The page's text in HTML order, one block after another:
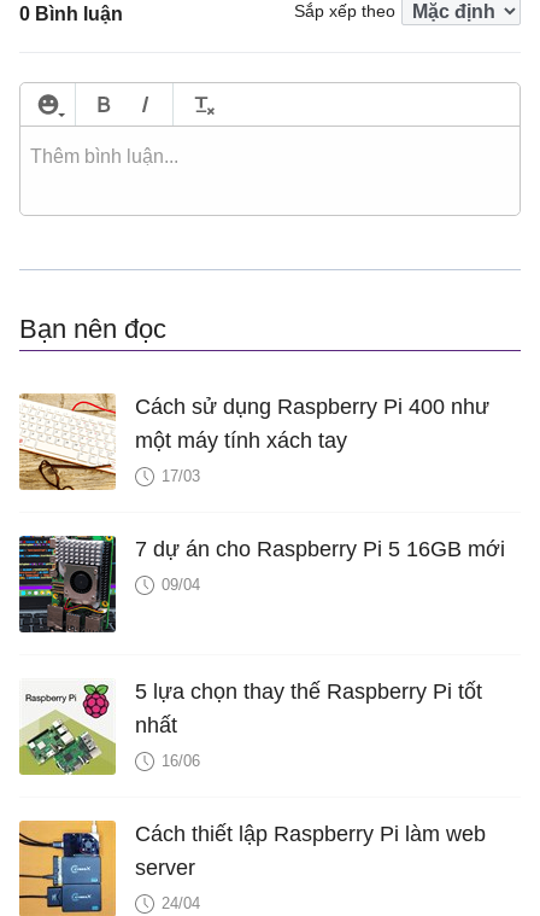
0 Bình luận Sắp xếp theo
Bạn nên đọc
Cách sử dụng Raspberry Pi 400 như
một máy tính xách tay
17/03
7 dự án cho Raspberry Pi 5 16GB mới
09/04
5 lựa chọn thay thế Raspberry Pi tốt
nhất
16/06
Cách thiết lập Raspberry Pi làm web
server
24/04